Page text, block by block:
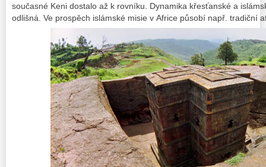
současné Keni dostalo až k rovníku. Dynamika křesťanské a
odlišná. Ve prospěch islámské misie v Africe působí např. tradiční